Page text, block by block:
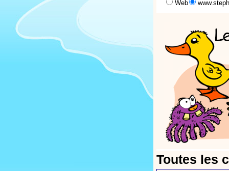
Web
Toutes les